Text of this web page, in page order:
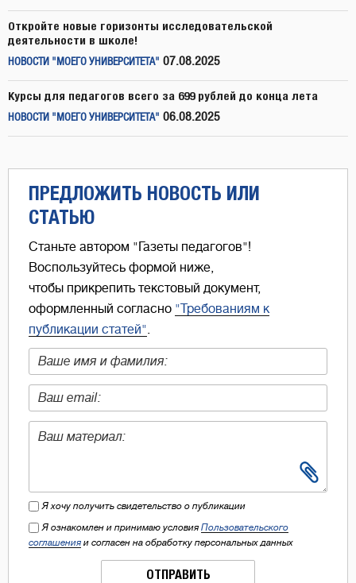
Откройте новые горизонты исследовательской
деятельности в школе!
НОВОСТИ "МОЕГО УНИВЕРСИТЕТА" 07.08.2025
Курсы для педагогов всего за 699 рублей до конца лета
НОВОСТИ "МОЕГО УНИВЕРСИТЕТА" 06.08.2025
ПРЕДЛОЖИТЬ НОВОСТЬ ИЛИ
СТАТЬЮ
Станьте автором "Газеты педагогов"!
Воспользуйтесь формой ниже,
чтобы прикрепить текстовый документ,
оформленный согласно "Требованиям к
публикации статей".
Я хочу получить свидетельство о публикации
Я ознакомлен и принимаю условия Пользовательского
соглашения и согласен на обработку персональных данных
ОТПРАВИТЬ